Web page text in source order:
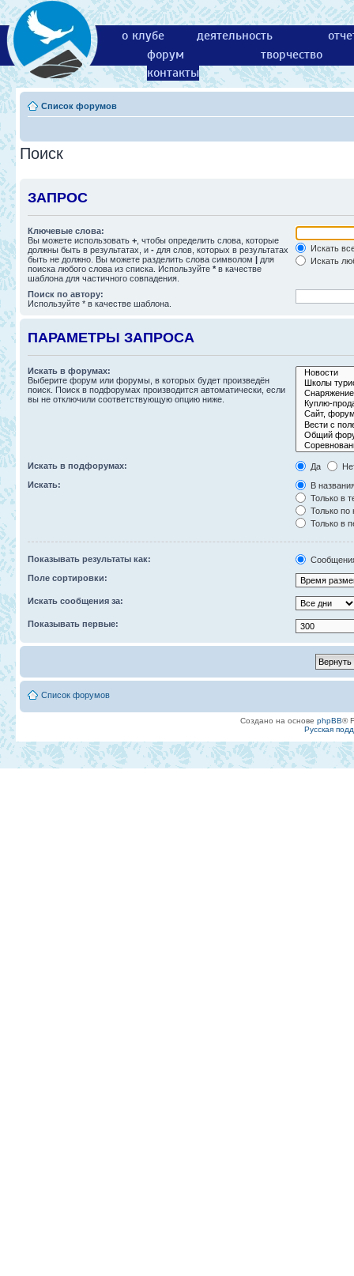
о клубе деятельность
форум
творчество
контакты
Список форумов
Поиск
ЗАПРОС
Ключевые слова:
Вы можете использовать + , чтобы определить слова, которые
должны быть в результатах, и - для слов, которых в результатах
быть не должно. Вы можете разделить слова символом | для
поиска любого слова из списка. Используйте * в качестве
шаблона для частичного совпадения.
Искать
Искать
Поиск по автору:
Используйте * в качестве шаблона.
ПАРАМЕТРЫ ЗАПРОСА
Искать в форумах:
Выберите форум или форумы, в которых будет произведён
поиск. Поиск в подфорумах производится автоматически, если
вы не отключили соответствующую опцию ниже.
Искать в подфорумах: Да
Искать:
В
Только в
Только по
Только в
Показывать результаты как:
Поле сортировки:
Искать сообщения за:
Показывать первые:
Список форумов
Создано на основе phpBB®
Русская